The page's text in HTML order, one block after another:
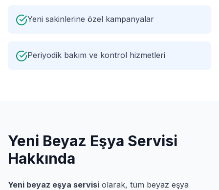
Yeni sakinlerine özel kampanyalar
Periyodik bakım ve kontrol hizmetleri
Yeni Beyaz Eşya Servisi
Hakkında
Yeni beyaz eşya servisi olarak, tüm beyaz eşya